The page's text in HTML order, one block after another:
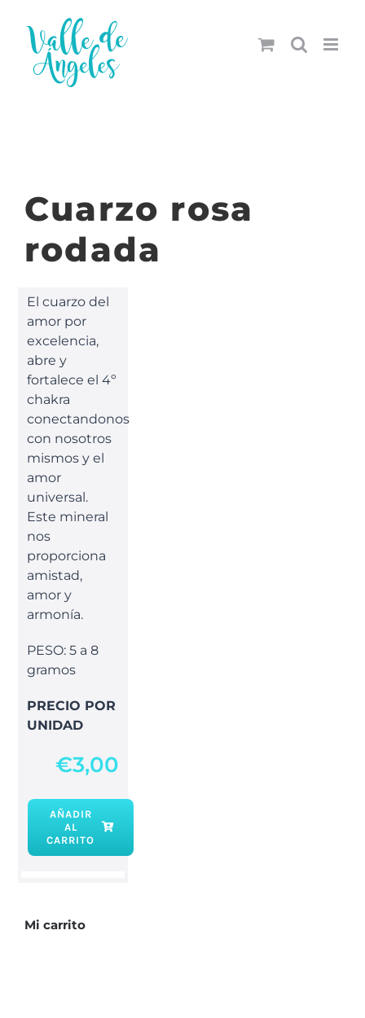
contenido
Cuarzo rosa
rodada
El cuarzo del
amor por
excelencia,
abre y
fortalece el 4º
chakra
conectandonos
con nosotros
mismos y el
amor
universal.
Este mineral
nos
proporciona
amistad,
amor y
armonía.
PESO: 5 a 8
gramos
PRECIO POR
UNIDAD
€3,00
Cuarzo
rosa
AÑADIR
AL
CARRITO
Mi carrito